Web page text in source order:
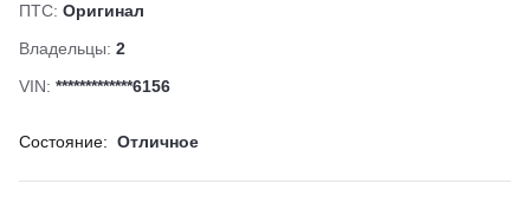
ПТС: Оригинал
Владельцы: 2
VIN: *************6156
Состояние: Отличное